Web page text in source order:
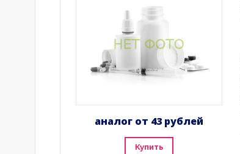
аналог от 43 рублей
Купить